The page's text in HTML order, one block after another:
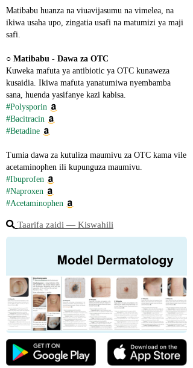
Matibabu huanza na viuavijasumu na vimelea, na
ikiwa usaha upo, zingatia usafi na matumizi ya maji
safi.
○ Matibabu - Dawa za OTC
Kuweka mafuta ya antibiotic ya OTC kunaweza
kusaidia. Ikiwa mafuta yanatumiwa nyembamba
sana, huenda yasifanye kazi kabisa.
#Polysporin
#Bacitracin
#Betadine
Tumia dawa za kutuliza maumivu za OTC kama vile
acetaminophen ili kupunguza maumivu.
#Ibuprofen
#Naproxen
#Acetaminophen
Taarifa zaidi ― Kiswahili